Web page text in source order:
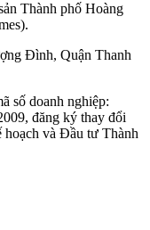
Thành phố Hoàng
Đình, Quận Thanh
số doanh nghiệp:
đăng ký thay đổi
hoạch và Đầu tư Thành